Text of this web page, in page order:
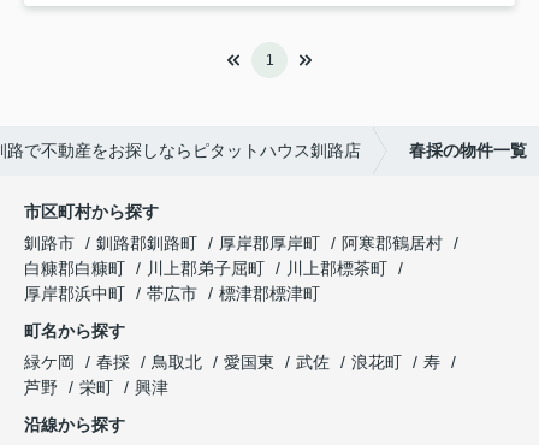
1
路で不動産をお探しならピタットハウス釧路店 春採の物件一覧
市区町村から探す
釧路市
釧路郡釧路町 厚岸郡厚岸町
阿寒郡鶴居村
白糠郡白糠町
川上郡弟子屈町
川上郡標茶町
厚岸郡浜中町
帯広市
標津郡標津町
町名から探す
緑ケ岡
春採 鳥取北 愛国東 武佐 浪花町
寿
芦野
栄町
興津
沿線から探す